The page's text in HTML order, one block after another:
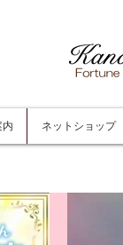
内 ネットショップ